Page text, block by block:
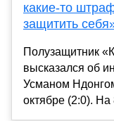
какие-то
защитить
Полузащитник
высказался об
Усманом
октябре (2:0). На